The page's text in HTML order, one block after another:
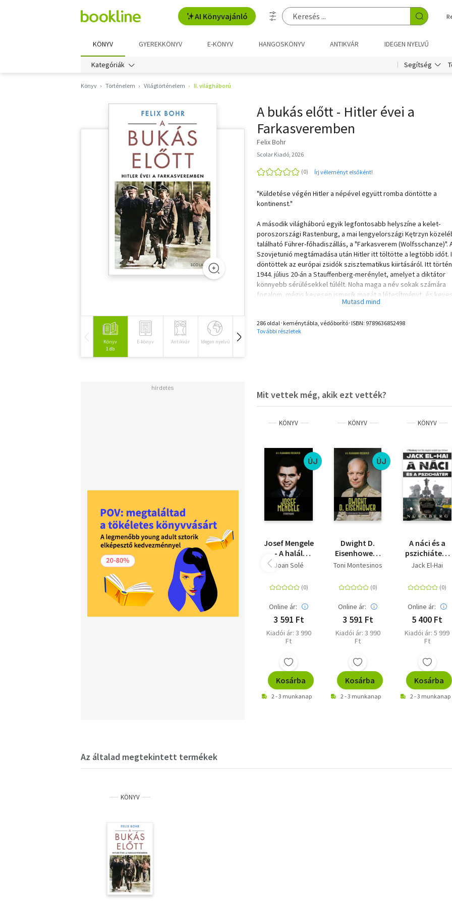
AI Könyvajánló
KÖNYV GYEREKKÖNYV E-KÖNYV HANGOSKÖNYV ANTIKVÁR IDEGEN NYELVŰ
Kategóriák Segítség
Könyv Történelem Világtörténelem II. világháború
Könyv
1 db
E-könyv Antikvár Idegen nyelvű Hangoskönyv
A bukás előtt - Hitler évei a
Farkasveremben
Felix Bohr
Scolar Kiadó, 2026
Írj véleményt elsőként!
"Küldetése végén Hitler a népével együtt romba döntötte a
kontinenst."
A második világháború egyik legfontosabb helyszíne a kelet-
poroszországi Rastenburg, a mai lengyelországi Kętrzyn
található Führer-főhadiszállás, a "Farkasverem (Wolfsschanze)".
Szovjetunió megtámadása után Hitler itt töltötte a legtöbb időt.
döntöttek az európai zsidók szisztematikus kiirtásáról. Itt
1944. július 20-án a Stauffenberg-merénylet, amelyet a diktátor
könnyebb sérülésekkel túlélt. Noha maga a név sokak számára
fogalom, mégis kevesen ismerik magát a létesítményt, és
tudnak arról, mi is történt itt három és fél év alatt.
Felix Bohr kortárs tanúk beszámolói alapján rekonstruálja a
Farkasverem hétköznapjait. Leírását alapvető kérdésekhez
amint teázás és erdei séták közben megtervezi az
emberiségellenes bűncselekményeket.
286 oldal･keménytábla, védőborító･ISBN: 9789636852498
További részletek
Mit vettek még, akik ezt vették?
KÖNYV
ÚJ
Josef Mengele
- A halál
angyala
Joan Solé
Online ár:
3 591 Ft
Kiadói ár: 3 990
Ft
Kosárba
2 - 3 munkanap
KÖNYV
ÚJ
Dwight D.
Eisenhower -
A
főparancsnoka
Toni Montesinos
Online ár:
3 591 Ft
Kiadói ár: 3 990
Ft
Kosárba
2 - 3 munkanap
KÖNYV
A náci és a
pszichiáter -
Háborgó
labirintusában
Jack El-Hai
Online ár:
5 400 Ft
Kiadói ár: 5 999
Ft
Kosárba
2 - 3 munkanap
Az általad megtekintett termékek
KÖNYV